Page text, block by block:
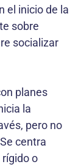
el inicio de la
sobre
socializar
planes
la
pero no
centra
o